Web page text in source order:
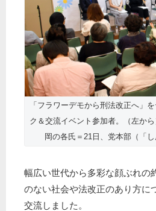
「フラワーデモから刑法改正へ」
ク＆交流イベント参加者。（左か
岡の各氏＝21日、党本部（「し
幅広い世代から多彩な顔ぶれの
のない社会や法改正のあり方に
交流しました。